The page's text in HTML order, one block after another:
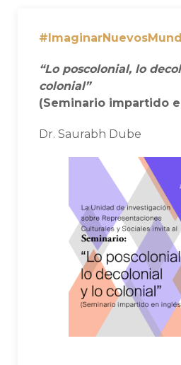
“Lo poscolonial, lo
colonial”
(Seminario impartido
Dr. Saurabh Dube